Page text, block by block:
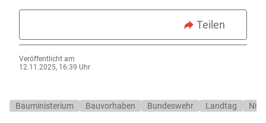
Teilen
Veröffentlicht am
12.11.2025, 16:39 Uhr
Bauministerium Bauvorhaben Bundeswehr Landtag